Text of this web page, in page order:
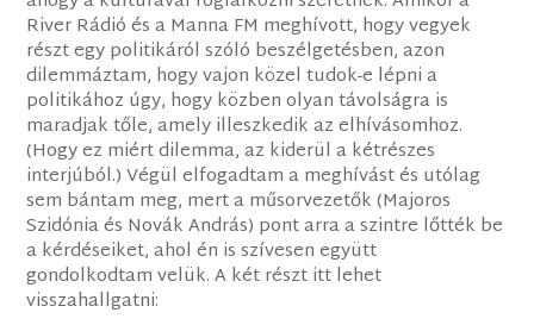
River Rádió és a Manna FM meghívott, hogy vegyek
részt egy politikáról szóló beszélgetésben, azon
dilemmáztam, hogy vajon közel tudok-e lépni a
politikához úgy, hogy közben olyan távolságra is
maradjak tőle, amely illeszkedik az elhívásomhoz.
(Hogy ez miért dilemma, az kiderül a kétrészes
interjúból.) Végül elfogadtam a meghívást és utólag
sem bántam meg, mert a műsorvezetők (Majoros
Szidónia és Novák András) pont arra a szintre lőtték be
a kérdéseiket, ahol én is szívesen együtt
gondolkodtam velük. A két részt itt lehet
visszahallgatni: